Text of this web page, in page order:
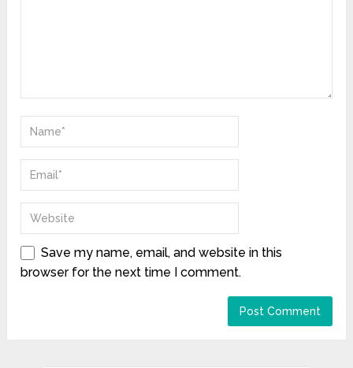
Save my name, email, and website in this
browser for the next time I comment.